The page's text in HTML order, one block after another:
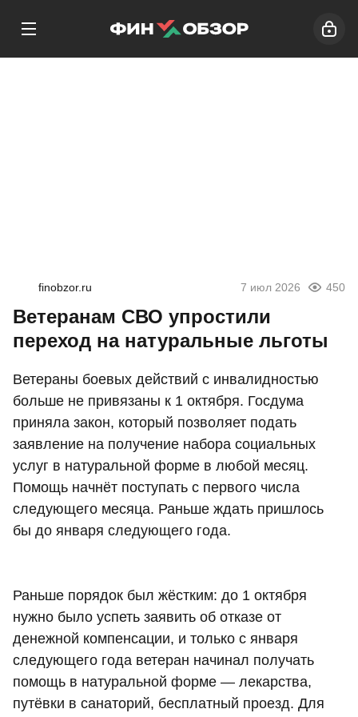
finobzor.ru 7 июл 2026 450
Ветеранам СВО упростили
переход на натуральные льготы
Ветераны боевых действий с инвалидностью
больше не привязаны к 1 октября. Госдума
приняла закон, который позволяет подать
заявление на получение набора социальных
услуг в натуральной форме в любой месяц.
Помощь начнёт поступать с первого числа
следующего месяца. Раньше ждать пришлось
бы до января следующего года.
Раньше порядок был жёстким: до 1 октября
нужно было успеть заявить об отказе от
денежной компенсации, и только с января
следующего года ветеран начинал получать
помощь в натуральной форме — лекарства,
путёвки в санаторий, бесплатный проезд. Для